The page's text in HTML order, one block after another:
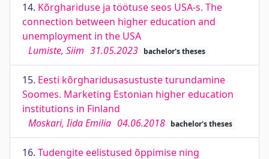
14. Kõrghariduse ja töötuse seos USA-s. The
connection between higher education and
unemployment in the USA
Lumiste, Siim 31.05.2023 bachelor's theses
15. Eesti kõrgharidusasustuste turundamine
Soomes. Marketing Estonian higher education
institutions in Finland
Moskari, Iida Emilia 04.06.2018 bachelor's theses
16. Tudengite eelistused õppimise ning